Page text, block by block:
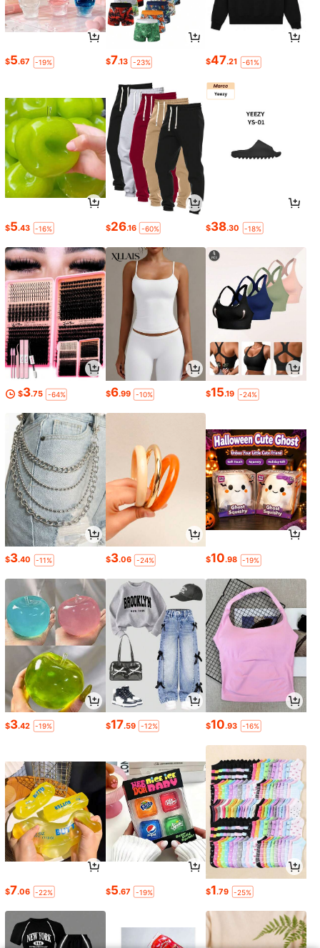
$5.67 -19% $7.13 -23% $47.21 -61%
$5.43 -16% $26.16 -60% $38.30 -18%
$3.75 -64% $6.99 -10% $15.19 -24%
$3.40 -11% $3.06 -24% $10.98 -19%
$3.42 -19% $17.59 -12% $10.93 -16%
$7.06 -22% $5.67 -19% $1.79 -25%